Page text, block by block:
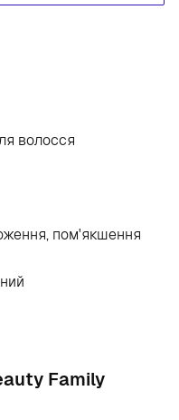
волосся
пом'якшення
Family